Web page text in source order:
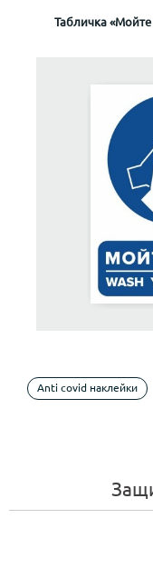
Табличка «Мойте
Anti covid наклейки